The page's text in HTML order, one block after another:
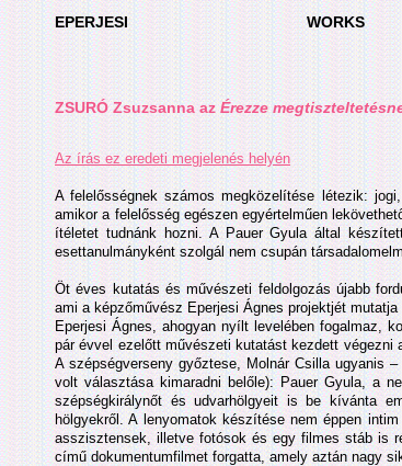
EPERJESI WORKS
ZSURÓ ZsuzsannaazÉrezze
Az írás ez eredeti megjelenés helyén
A felelősségnek számos megközelítése létezik:
amikor a felelősség egészen egyértelműen
ítéletet tudnánk hozni. A Pauer Gyula által
esettanulmányként szolgál nem csupán
Öt éves kutatás és művészeti feldolgozás újabb
ami a képzőművész Eperjesi Ágnes projektjét
Eperjesi Ágnes, ahogyan nyílt levelében fogalmaz,
pár évvel ezelőtt művészeti kutatást kezdett végezni
A szépségverseny győztese, Molnár Csilla ugyanis
volt választása kimaradni belőle): Pauer Gyula, a
szépségkirálynőt és udvarhölgyeit is be kívánta
hölgyekről. A lenyomatok készítése nem éppen
asszisztensek, illetve fotósok és egy filmes stáb is
című dokumentumfilmet forgatta, amely aztán nagy